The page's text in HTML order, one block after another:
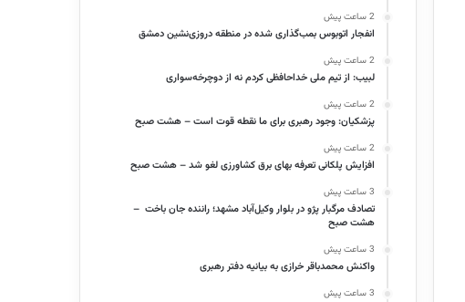
2 ساعت پیش
انفجار اتوبوس بمب‌گذاری شده در منطقه دروزی‌نشین دمشق
2 ساعت پیش
لبیب: از تیم ملی خداحافظی کردم نه از دوچرخه‌سواری
2 ساعت پیش
پزشکیان: وجود رهبری برای ما نقطه قوت است – هشت صبح
2 ساعت پیش
افزایش پلکانی تعرفه بهای برق کشاورزی لغو شد – هشت صبح
3 ساعت پیش
تصادف مرگبار پژو در بلوار وکیل‌آباد مشهد؛ راننده جان باخت –
هشت صبح
3 ساعت پیش
واکنش محمدباقر خرازی به بیانیه دفتر رهبری
3 ساعت پیش